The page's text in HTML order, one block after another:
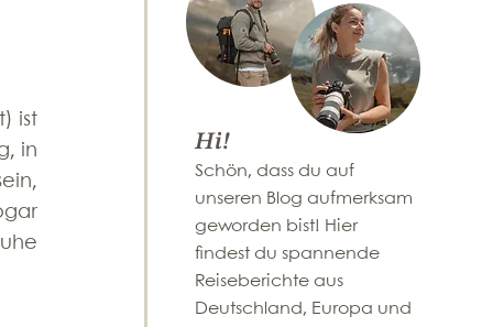
ist
in
Hi!
​Schön, dass du auf
unseren Blog aufmerksam
geworden bist! Hier
findest du spannende
Reiseberichte aus
Deutschland, Europa und